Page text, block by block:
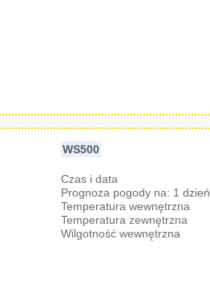
WS500
Czas i data
Prognoza pogody na: 1 dzień
Temperatura wewnętrzna
Temperatura zewnętrzna
Wilgotność wewnętrzna